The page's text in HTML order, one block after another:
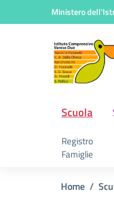
Vai ai contenuti
Vai al menu di navigazione
Ministero
"S.
Scuola
Registro
Famiglie
Home